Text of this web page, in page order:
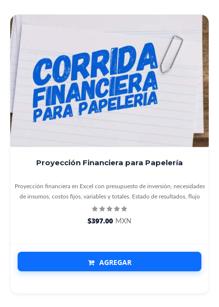
Proyección Financiera para Papelería
Proyección financiera en Excel con presupuesto de inversión, necesidades
de insumos, costos fijos, variables y totales. Estado de resultados, flujo
$397.00 MXN
AGREGAR